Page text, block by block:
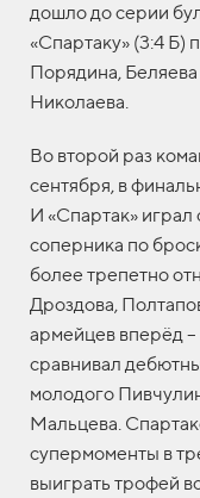
дошло до серии
«Спартаку» (3:4 Б)
Порядина,
Николаева.
Во второй раз
сентября, в
И «Спартак» играл
соперника по
более трепетно
Дроздова,
армейцев вперёд
сравнивал
молодого
Мальцева.
супермоменты в
выиграть трофей